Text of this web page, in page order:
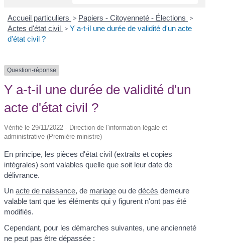
Accueil particuliers > Papiers - Citoyenneté - Élections >
Actes d'état civil > Y a-t-il une durée de validité d'un acte
d'état civil ?
Question-réponse
Y a-t-il une durée de validité d'un
acte d'état civil ?
Vérifié le 29/11/2022 - Direction de l'information légale et
administrative (Première ministre)
En principe, les pièces d'état civil (extraits et copies
intégrales) sont valables quelle que soit leur date de
délivrance.
Unacte de naissance, de mariage ou dedécès demeure
valable tant que les éléments qui y figurent n'ont pas été
modifiés.
Cependant, pour les démarches suivantes, une ancienneté
ne peut pas être dépassée :